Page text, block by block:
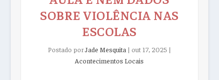
SOBRE VIOLÊNCIA NAS
ESCOLAS
Postado porJade Mesquita | out 17, 2025 |
Acontecimentos Locais